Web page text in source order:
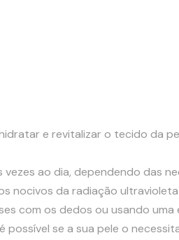
e revitalizar o tecido da
ao dia, dependendo das
nocivos da radiação
com os dedos ou usando uma
se a sua pele o